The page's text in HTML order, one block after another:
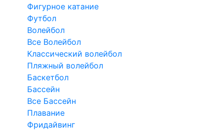
Фигурное катание
Футбол
Волейбол
Все Волейбол
Классический волейбол
Пляжный волейбол
Баскетбол
Бассейн
Все Бассейн
Плавание
Фридайвинг